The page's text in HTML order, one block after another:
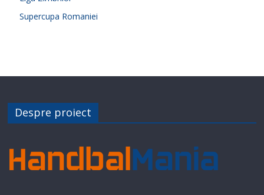
Supercupa Romaniei
Despre proiect